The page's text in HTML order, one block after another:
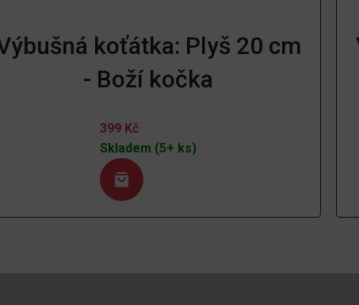
koťátka: Plyš 20 cm
- Boží kočka
399 Kč
Skladem (5+ ks)